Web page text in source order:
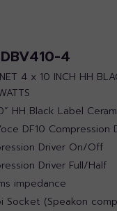
4
4 x 10 INCH HH
HH Black Label
DF10 Compression
Driver On/Off
Driver Full/Half
impedance
Socket (Speakon